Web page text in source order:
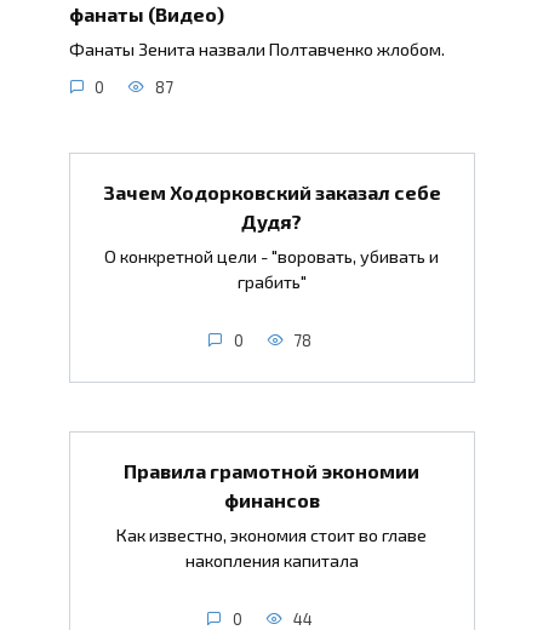
фанаты (Видео)
Фанаты Зенита назвали Полтавченко жлобом.
0 87
Зачем Ходорковский заказал себе
Дудя?
О конкретной цели - "воровать, убивать и
грабить"
0 78
Правила грамотной экономии
финансов
Как известно, экономия стоит во главе
накопления капитала
0 44